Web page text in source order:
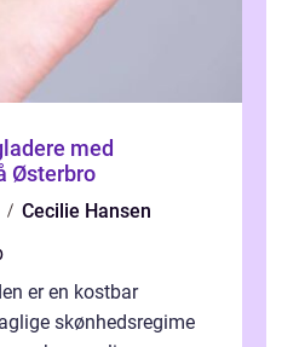
med
Østerbro
Cecilie Hansen
er en kostbar
skønhedsregime